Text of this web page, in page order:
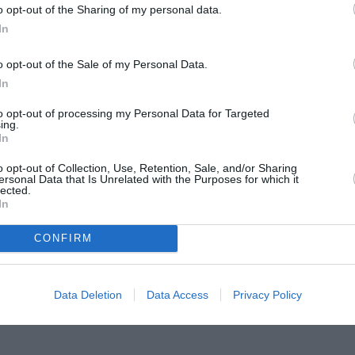
opt-out of the Sharing of my personal data.
opt-out of the Sale of my Personal Data.
opt-out of processing my Personal Data for Targeted
opt-out of Collection, Use, Retention, Sale, and/or Sharing
Data that Is Unrelated with the Purposes for which it
CONFIRM
Data Deletion Data Access Privacy Policy
da parte dei singoli Paesi".
Esteri, Franco Frattini, all’apertura
degli otto Paesi più industrializzati del
immigrazione dalla presidenza italiana
Frattini – prevede un’integrazione
e uno sforzo globale da parte di tutti i
contempo un’opportunità ed una
la necessità di un impegno
destinazione, di origine e di transito,
4
con i